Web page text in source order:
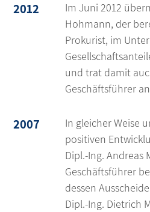
2012
Im Juni 2012
Hohmann, der
Prokurist, im
und trat damit
Geschäftsführer
2007
In gleicher Weise
positiven
Dipl.-Ing. Andreas
Geschäftsführer
dessen
Dipl.-Ing. Dietrich